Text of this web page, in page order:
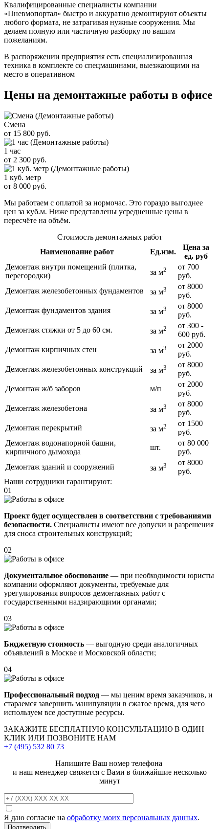
Квалифицированные специалисты компании
«Пневмопортал» быстро и аккуратно демонтируют объекты
любого формата, не затрагивая нужные сооружения. Мы
делаем полную или частичную разборку по вашим
пожеланиям.
В распоряжении предприятия есть специализированная
техника в комплекте со спецмашинами, выезжающими на
место в оперативном
Цены на демонтажные работы в офисе
Смена
от 15 800 руб.
1 час
от 2 300 руб.
1 куб. метр
от 8 000 руб.
Мы работаем с оплатой за нормочас. Это гораздо выгоднее
цен за куб.м. Ниже представлены усредненные цены в
пересчёте на объём.
Стоимость демонтажных работ
Наименование работ
Ед.изм.
Цена за
ед. руб
Демонтаж внутри помещений (плитка,
перегородки)
за м2
от 700
руб.
Демонтаж железобетонных фундаментов
за м3
от 8000
руб.
Демонтаж фундаментов здания
за м3
от 8000
руб.
Демонтаж стяжки от 5 до 60 см.
за м2
от 300 -
600 руб.
Демонтаж кирпичных стен
за м3
от 2000
руб.
Демонтаж железобетонных конструкций
за м3
от 8000
руб.
Демонтаж ж/б заборов
м/п
от 2000
руб.
Демонтаж железобетона
за м3
от 8000
руб.
Демонтаж перекрытий
за м2
от 1500
руб.
Демонтаж водонапорной башни,
кирпичного дымохода
шт.
от 80 000
руб.
Демонтаж зданий и сооружений
за м3
от 8000
руб.
Наши сотрудники гарантируют:
01
Проект будет осуществлен в соответствии с требованиями
безопасности. Специалисты имеют все допуски и разрешения
для сноса строительных конструкций;
02
Документальное обоснование — при необходимости юристы
компании оформляют документы, требуемые для
урегулирования вопросов демонтажных работ с
государственными надзирающими органами;
03
Бюджетную стоимость — выгодную среди аналогичных
объявлений в Москве и Московской области;
04
Профессиональный подход — мы ценим время заказчиков, и
стараемся завершить манипуляции в сжатое время, для чего
используем все доступные ресурсы.
ЗАКАЖИТЕ БЕСПЛАТНУЮ КОНСУЛЬТАЦИЮ В ОДИН
КЛИК ИЛИ ПОЗВОНИТЕ НАМ
+7 (495) 532 80 73
Напишите Ваш номер телефона
и наш менеджер свяжется с Вами в ближайшие несколько
минут
Я даю согласие на обработку моих персональных данных.